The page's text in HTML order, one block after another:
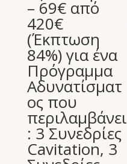
– 69€ από
420€
(Έκπτωση
84%) για ένα
Πρόγραμμα
Αδυνατίσματ
ος που
περιλαμβάνει
: 3 Συνεδρίες
Cavitation, 3